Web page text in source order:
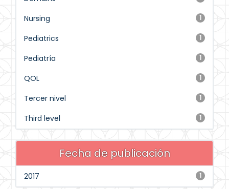
1
Nursing
1
Pediatrics
1
Pediatría
1
QOL
1
Tercer nivel
1
Third level
Fecha de publicación
1
2017